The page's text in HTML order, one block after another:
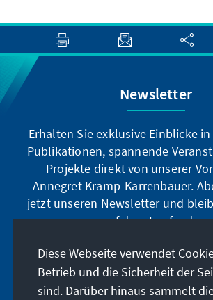
Newsletter
Erhalten Sie exklusive Einblicke
Publikationen, spannende
Projekte direkt von unserer
Annegret Kramp-Karrenbauer.
jetzt unseren Newsletter und
auf dem Laufenden.
Jetzt abonnieren
Diese Webseite verwendet
Betrieb und die Sicherheit der
sind. Darüber hinaus sammelt